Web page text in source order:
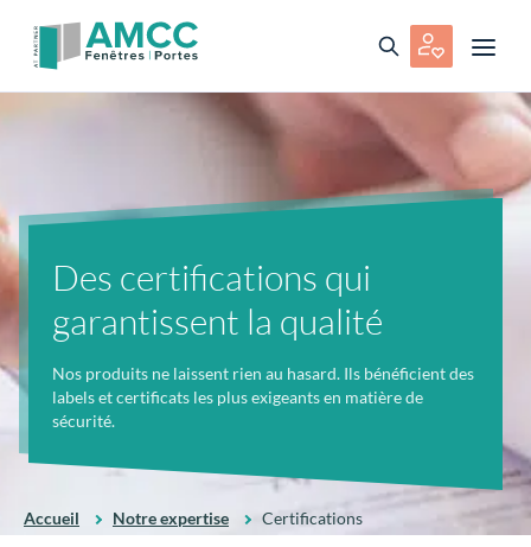
Des certifications qui
garantissent la qualité
Nos produits ne laissent rien au hasard. Ils bénéficient des
labels et certificats les plus exigeants en matière de
sécurité.
Accueil Notre expertise Certifications